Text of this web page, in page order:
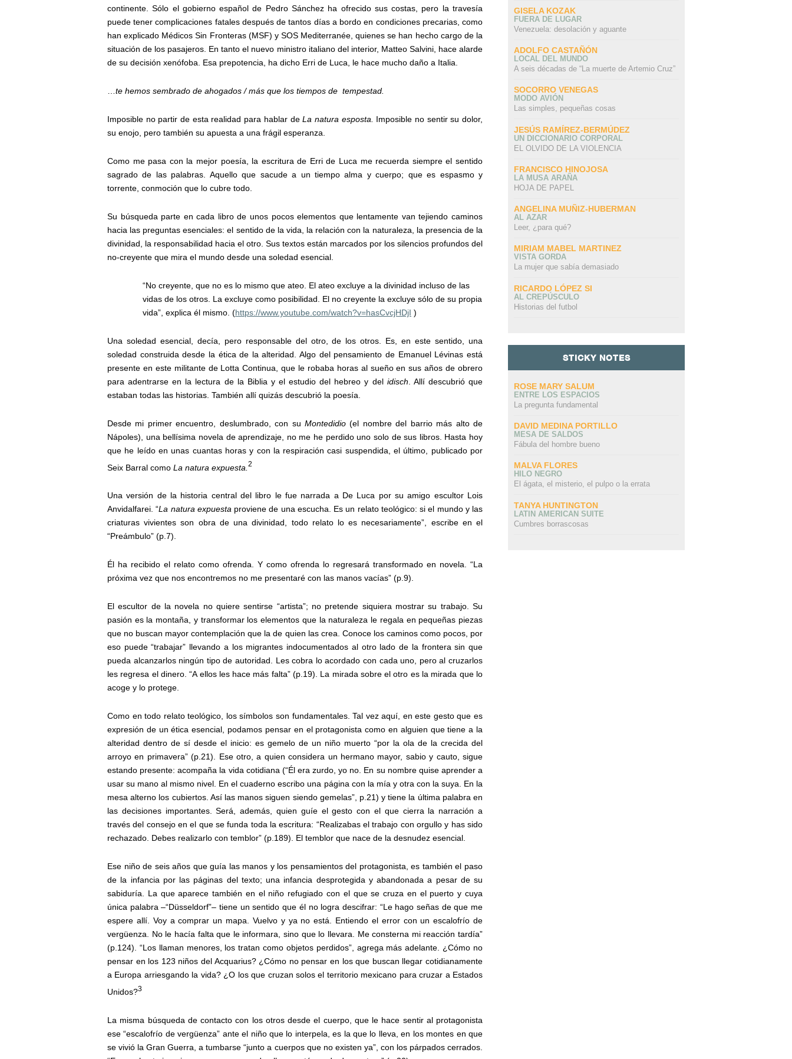
continente. Sólo el gobierno español de Pedro Sánchez ha ofrecido sus costas, pero la travesía
puede tener complicaciones fatales después de tantos días a bordo en condiciones precarias, como
han explicado Médicos Sin Fronteras (MSF) y SOS Mediterranée, quienes se han hecho cargo de la
situación de los pasajeros. En tanto el nuevo ministro italiano del interior, Matteo Salvini, hace alarde
de su decisión xenófoba. Esa prepotencia, ha dicho Erri de Luca, le hace mucho daño a Italia.
te hemos sembrado de ahogados / más que los tiempos de tempestad.
Imposible no partir de esta realidad para hablar deLa natura esposta. Imposible no sentir su dolor,
su enojo, pero también su apuesta a una frágil esperanza.
Como me pasa con la mejor poesía, la escritura de Erri de Luca me recuerda siempre el sentido
sagrado de las palabras. Aquello que sacude a un tiempo alma y cuerpo; que es espasmo y
torrente, conmoción que lo cubre todo.
Su búsqueda parte en cada libro de unos pocos elementos que lentamente van tejiendo caminos
hacia las preguntas esenciales: el sentido de la vida, la relación con la naturaleza, la presencia de la
divinidad, la responsabilidad hacia el otro. Sus textos están marcados por los silencios profundos del
no-creyente que mira el mundo desde una soledad esencial.
“No creyente, que no es lo mismo que ateo. El ateo excluye a la divinidad incluso de las
vidas de los otros. La excluye como posibilidad. El no creyente la excluye sólo de su propia
vida”, explica él mismo. (https://www.youtube.com/watch?v=hasCvcjHDjI )
Una soledad esencial, decía, pero responsable del otro, de los otros. Es, en este sentido, una
soledad construida desde la ética de la alteridad. Algo del pensamiento de Emanuel Lévinas está
presente en este militante de Lotta Continua, que le robaba horas al sueño en sus años de obrero
para adentrarse en la lectura de la Biblia y el estudio del hebreo y del idisch . Allí descubrió que
estaban todas las historias. También allí quizás descubrió la poesía.
Desde mi primer encuentro, deslumbrado, con su Montedidio(el nombre del barrio más alto de
Nápoles), una bellísima novela de aprendizaje, no me he perdido uno solo de sus libros. Hasta hoy
que he leído en unas cuantas horas y con la respiración casi suspendida, el último, publicado por
Seix Barral como La natura expuesta. 2
Una versión de la historia central del libro le fue narrada a De Luca por su amigo escultor Lois
Anvidalfarei. “La natura expuesta proviene de una escucha. Es un relato teológico: si el mundo y las
criaturas vivientes son obra de una divinidad, todo relato lo es necesariamente”, escribe en el
“Preámbulo” (p.7).
Él ha recibido el relato como ofrenda. Y como ofrenda lo regresará transformado en novela. “La
próxima vez que nos encontremos no me presentaré con las manos vacías” (p.9).
El escultor de la novela no quiere sentirse “artista”; no pretende siquiera mostrar su trabajo. Su
pasión es la montaña, y transformar los elementos que la naturaleza le regala en pequeñas piezas
que no buscan mayor contemplación que la de quien las crea. Conoce los caminos como pocos, por
eso puede “trabajar” llevando a los migrantes indocumentados al otro lado de la frontera sin que
pueda alcanzarlos ningún tipo de autoridad. Les cobra lo acordado con cada uno, pero al cruzarlos
les regresa el dinero. “A ellos les hace más falta” (p.19). La mirada sobre el otro es la mirada que lo
acoge y lo protege.
Como en todo relato teológico, los símbolos son fundamentales. Tal vez aquí, en este gesto que es
expresión de un ética esencial, podamos pensar en el protagonista como en alguien que tiene a la
alteridad dentro de sí desde el inicio: es gemelo de un niño muerto “por la ola de la crecida del
arroyo en primavera” (p.21). Ese otro, a quien considera un hermano mayor, sabio y cauto, sigue
estando presente: acompaña la vida cotidiana (“Él era zurdo, yo no. En su nombre quise aprender a
usar su mano al mismo nivel. En el cuaderno escribo una página con la mía y otra con la suya. En la
mesa alterno los cubiertos. Así las manos siguen siendo gemelas”, p.21) y tiene la última palabra en
las decisiones importantes. Será, además, quien guíe el gesto con el que cierra la narración a
través del consejo en el que se funda toda la escritura: “Realizabas el trabajo con orgullo y has sido
rechazado. Debes realizarlo con temblor” (p.189). El temblor que nace de la desnudez esencial.
Ese niño de seis años que guía las manos y los pensamientos del protagonista, es también el paso
de la infancia por las páginas del texto; una infancia desprotegida y abandonada a pesar de su
sabiduría. La que aparece también en el niño refugiado con el que se cruza en el puerto y cuya
única palabra –“Düsseldorf”– tiene un sentido que él no logra descifrar: “Le hago señas de que me
espere allí. Voy a comprar un mapa. Vuelvo y ya no está. Entiendo el error con un escalofrío de
vergüenza. No le hacía falta que le informara, sino que lo llevara. Me consterna mi reacción tardía”
(p.124). “Los llaman menores, los tratan como objetos perdidos”, agrega más adelante. ¿Cómo no
pensar en los 123 niños del Acquarius? ¿Cómo no pensar en los que buscan llegar cotidianamente
a Europa arriesgando la vida? ¿O los que cruzan solos el territorio mexicano para cruzar a Estados
Unidos?3
La misma búsqueda de contacto con los otros desde el cuerpo, que le hace sentir al protagonista
ese “escalofrío de vergüenza” ante el niño que lo interpela, es la que lo lleva, en los montes en que
se vivió la Gran Guerra, a tumbarse “junto a cuerpos que no existen ya”, con los párpados cerrados.
GISELA KOZAK
FUERA DE LUGAR
Venezuela: desolación y aguante
ADOLFO CASTAÑÓN
LOCAL DEL MUNDO
A seis décadas de “La muerte de Artemio Cruz”
SOCORRO VENEGAS
MODO AVIÓN
Las simples, pequeñas cosas
JESÚS RAMÍREZ-BERMÚDEZ
UN DICCIONARIO CORPORAL
EL OLVIDO DE LA VIOLENCIA
FRANCISCO HINOJOSA
LA MUSA ARAÑA
HOJA DE PAPEL
ANGELINA MUÑIZ-HUBERMAN
AL AZAR
Leer, ¿para qué?
MIRIAM MABEL MARTINEZ
VISTA GORDA
La mujer que sabía demasiado
RICARDO LÓPEZ SI
AL CREPÚSCULO
Historias del futbol
STICKY NOTES
ROSE MARY SALUM
ENTRE LOS ESPACIOS
La pregunta fundamental
DAVID MEDINA PORTILLO
MESA DE SALDOS
Fábula del hombre bueno
MALVA FLORES
HILO NEGRO
El ágata, el misterio, el pulpo o la errata
TANYA HUNTINGTON
LATIN AMERICAN SUITE
Cumbres borrascosas